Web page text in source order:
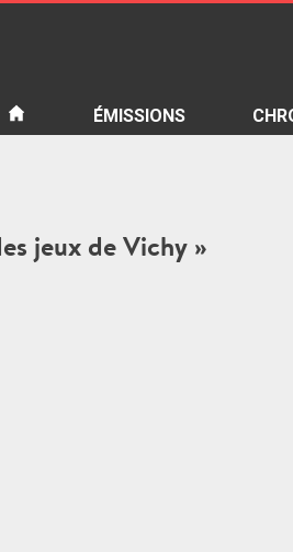
ÉMISSIONS
jeux de Vichy »